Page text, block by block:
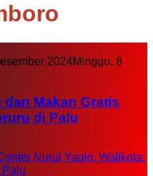
2024Minggu, 8
Makan Gratis
di Palu